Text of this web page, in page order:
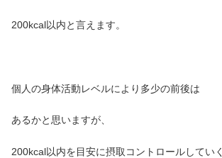
200kcal以内と言えます。
個人の身体活動レベルにより多少の前後は
あるかと思いますが、
200kcal以内を目安に摂取コントロールしていく